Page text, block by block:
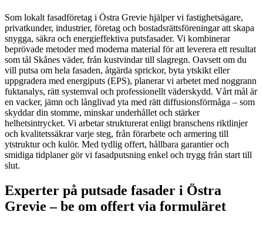
Som lokalt fasadföretag i Östra Grevie hjälper vi fastighetsägare,
privatkunder, industrier, företag och bostadsrättsföreningar att skapa
snygga, säkra och energieffektiva putsfasader. Vi kombinerar
beprövade metoder med moderna material för att leverera ett resultat
som tål Skånes väder, från kustvindar till slagregn. Oavsett om du
vill putsa om hela fasaden, åtgärda sprickor, byta ytskikt eller
uppgradera med energiputs (EPS), planerar vi arbetet med noggrann
fuktanalys, rätt systemval och professionellt väderskydd. Vårt mål är
en vacker, jämn och långlivad yta med rätt diffusionsförmåga – som
skyddar din stomme, minskar underhållet och stärker
helhetsintrycket. Vi arbetar strukturerat enligt branschens riktlinjer
och kvalitetssäkrar varje steg, från förarbete och armering till
ytstruktur och kulör. Med tydlig offert, hållbara garantier och
smidiga tidplaner gör vi fasadputsning enkel och trygg från start till
slut.
Experter på putsade fasader i Östra
Grevie – be om offert via formuläret